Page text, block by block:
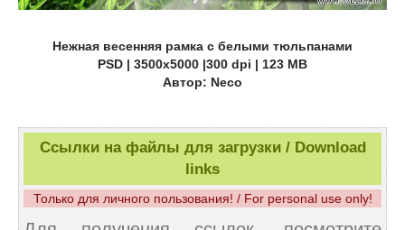
Нежная весенняя рамка с белыми тюльпанами
PSD | 3500х5000 |300 dpi | 123 MB
Автор: Neco
Ссылки на файлы для загрузки / Download
links
Только для личного пользования! / For personal use only!